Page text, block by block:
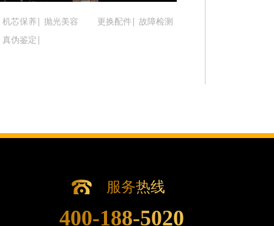
辽宁省本溪市平山区胜利路腕表时光售后服务中心
辽宁省锦州市古塔区中央大街腕表时光售后服务中
辽宁省铁岭市银州区南马路腕表时光售后服务中心
辽宁省沈阳市沈河区中街路137号亨得利名表维
机芯保养 抛光美容 更换配件
故障检测
真伪鉴定
服务热线
400-188-5020